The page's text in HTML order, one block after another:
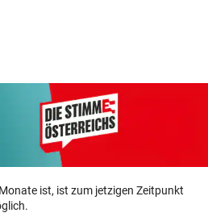
ist, ist zum jetzigen Zeitpunkt